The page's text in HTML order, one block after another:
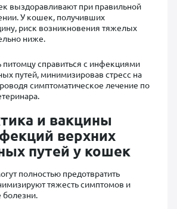
выздоравливают при правильной
У кошек, получивших
риск возникновения тяжелых
ниже.
справиться с инфекциями
путей, минимизировав стресс на
симптоматическое лечение по
и вакцины
верхних
путей у кошек
полностью предотвратить
тяжесть симптомов и
болезни.